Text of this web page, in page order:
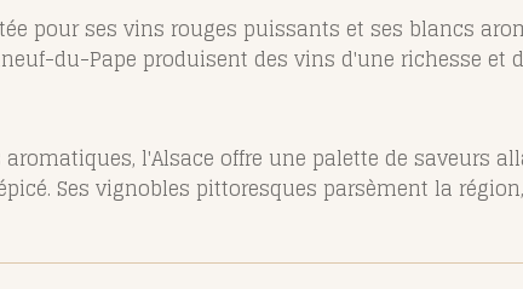
pour ses vins rouges puissants et ses blancs
du-Pape produisent des vins d'une richesse et
l'Alsace offre une palette de saveurs
Ses vignobles pittoresques parsèment la